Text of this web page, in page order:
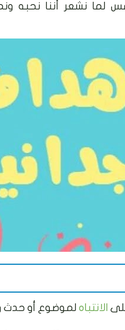
لما نشعر أننا نحبه
الانتباه لموضوع أو حدث